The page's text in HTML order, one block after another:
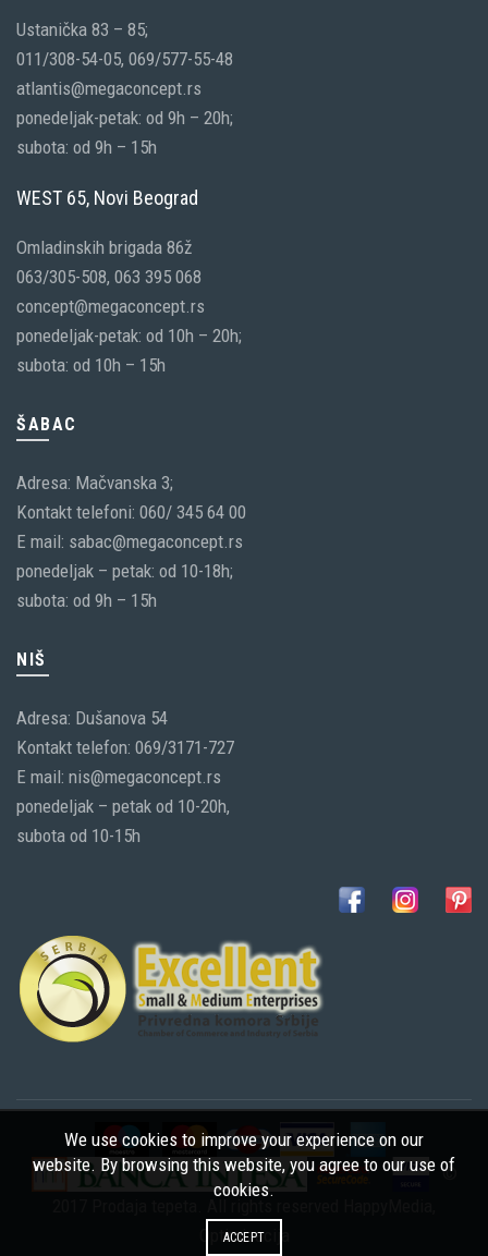
Ustanička 83 – 85;
011/308-54-05, 069/577-55-48
atlantis@megaconcept.rs
ponedeljak-petak: od 9h – 20h;
subota: od 9h – 15h
WEST 65, Novi Beograd
Omladinskih brigada 86ž
063/305-508, 063 395 068
concept@megaconcept.rs
ponedeljak-petak: od 10h – 20h;
subota: od 10h – 15h
ŠABAC
Adresa: Mačvanska 3;
Kontakt telefoni: 060/ 345 64 00
E mail: sabac@megaconcept.rs
ponedeljak – petak: od 10-18h;
subota: od 9h – 15h
NIŠ
Adresa: Dušanova 54
Kontakt telefon: 069/3171-727
E mail: nis@megaconcept.rs
ponedeljak – petak od 10-20h,
subota od 10-15h
©
Optimizacija
We use cookies to improve your experience on our
website. By browsing this website, you agree to our use of
cookies.
ACCEPT